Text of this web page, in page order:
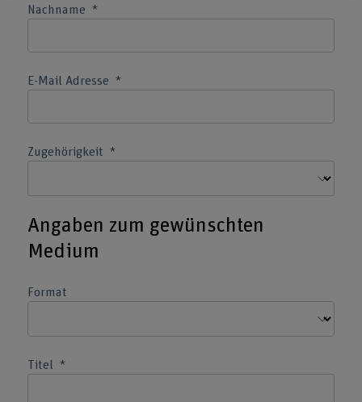
Nachname
E-Mail Adresse
Zugehörigkeit
Angaben zum gewünschten
Medium
Format
Titel